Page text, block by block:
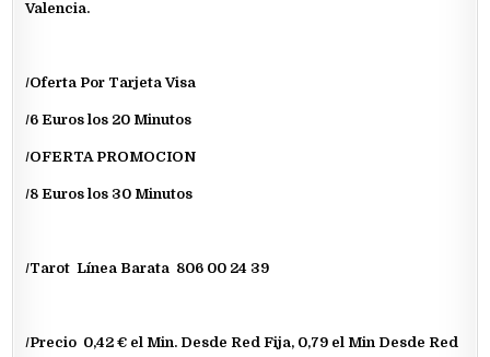
Valencia.
/Oferta Por Tarjeta Visa
/6 Euros los 20 Minutos
/OFERTA PROMOCION
/8 Euros los 30 Minutos
/Tarot Línea Barata 806 00 24 39
/Precio 0,42 € el Min. Desde Red Fija, 0,79 el Min Desde Red